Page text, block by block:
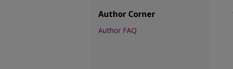
Author Corner
Author FAQ